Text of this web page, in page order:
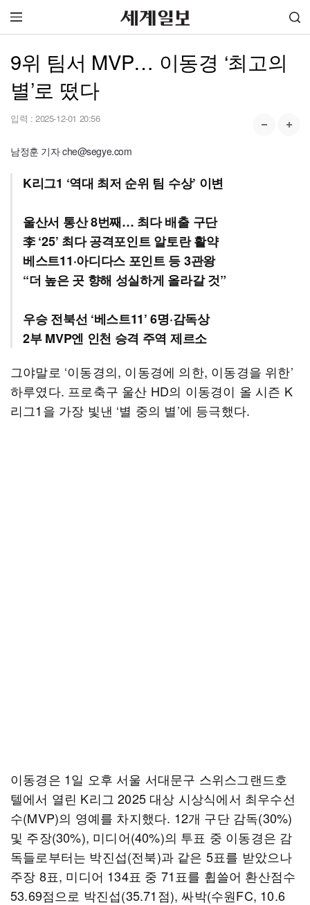
9위 팀서 MVP… 이동경 ‘최고의
별’로 떴다
입력 : 2025-12-01 20:56
남정훈 기자 che@segye.com
K리그1 ‘역대 최저 순위 팀 수상’ 이변
울산서 통산 8번째… 최다 배출 구단
李 ‘25’ 최다 공격포인트 알토란 활약
베스트11·아디다스 포인트 등 3관왕
“더 높은 곳 향해 성실하게 올라갈 것”
우승 전북선 ‘베스트11’ 6명·감독상
2부 MVP엔 인천 승격 주역 제르소
그야말로 ‘이동경의, 이동경에 의한, 이동경을 위한’
하루였다. 프로축구 울산 HD의 이동경이 올 시즌 K
리그1을 가장 빛낸 ‘별 중의 별’에 등극했다.
이동경은 1일 오후 서울 서대문구 스위스그랜드호
텔에서 열린 K리그 2025 대상 시상식에서 최우수선
수(MVP)의 영예를 차지했다. 12개 구단 감독(30%)
및 주장(30%), 미디어(40%)의 투표 중 이동경은 감
독들로부터는 박진섭(전북)과 같은 5표를 받았으나
주장 8표, 미디어 134표 중 71표를 휩쓸어 환산점수
53.69점으로 박진섭(35.71점), 싸박(수원FC, 10.6